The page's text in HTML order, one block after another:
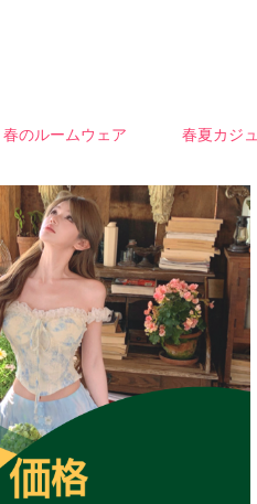
春のルームウェア 春夏カジ